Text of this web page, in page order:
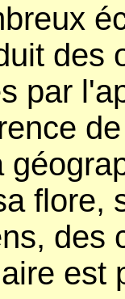
des
par
flore,
des
est